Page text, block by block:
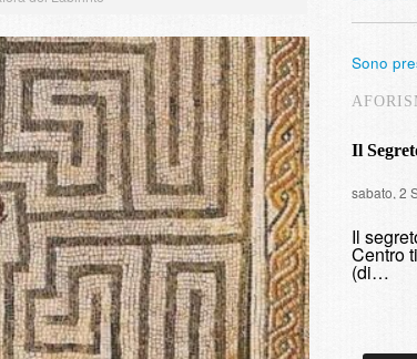
Sono
Il
sabato, 2
Il
Centro
(di…